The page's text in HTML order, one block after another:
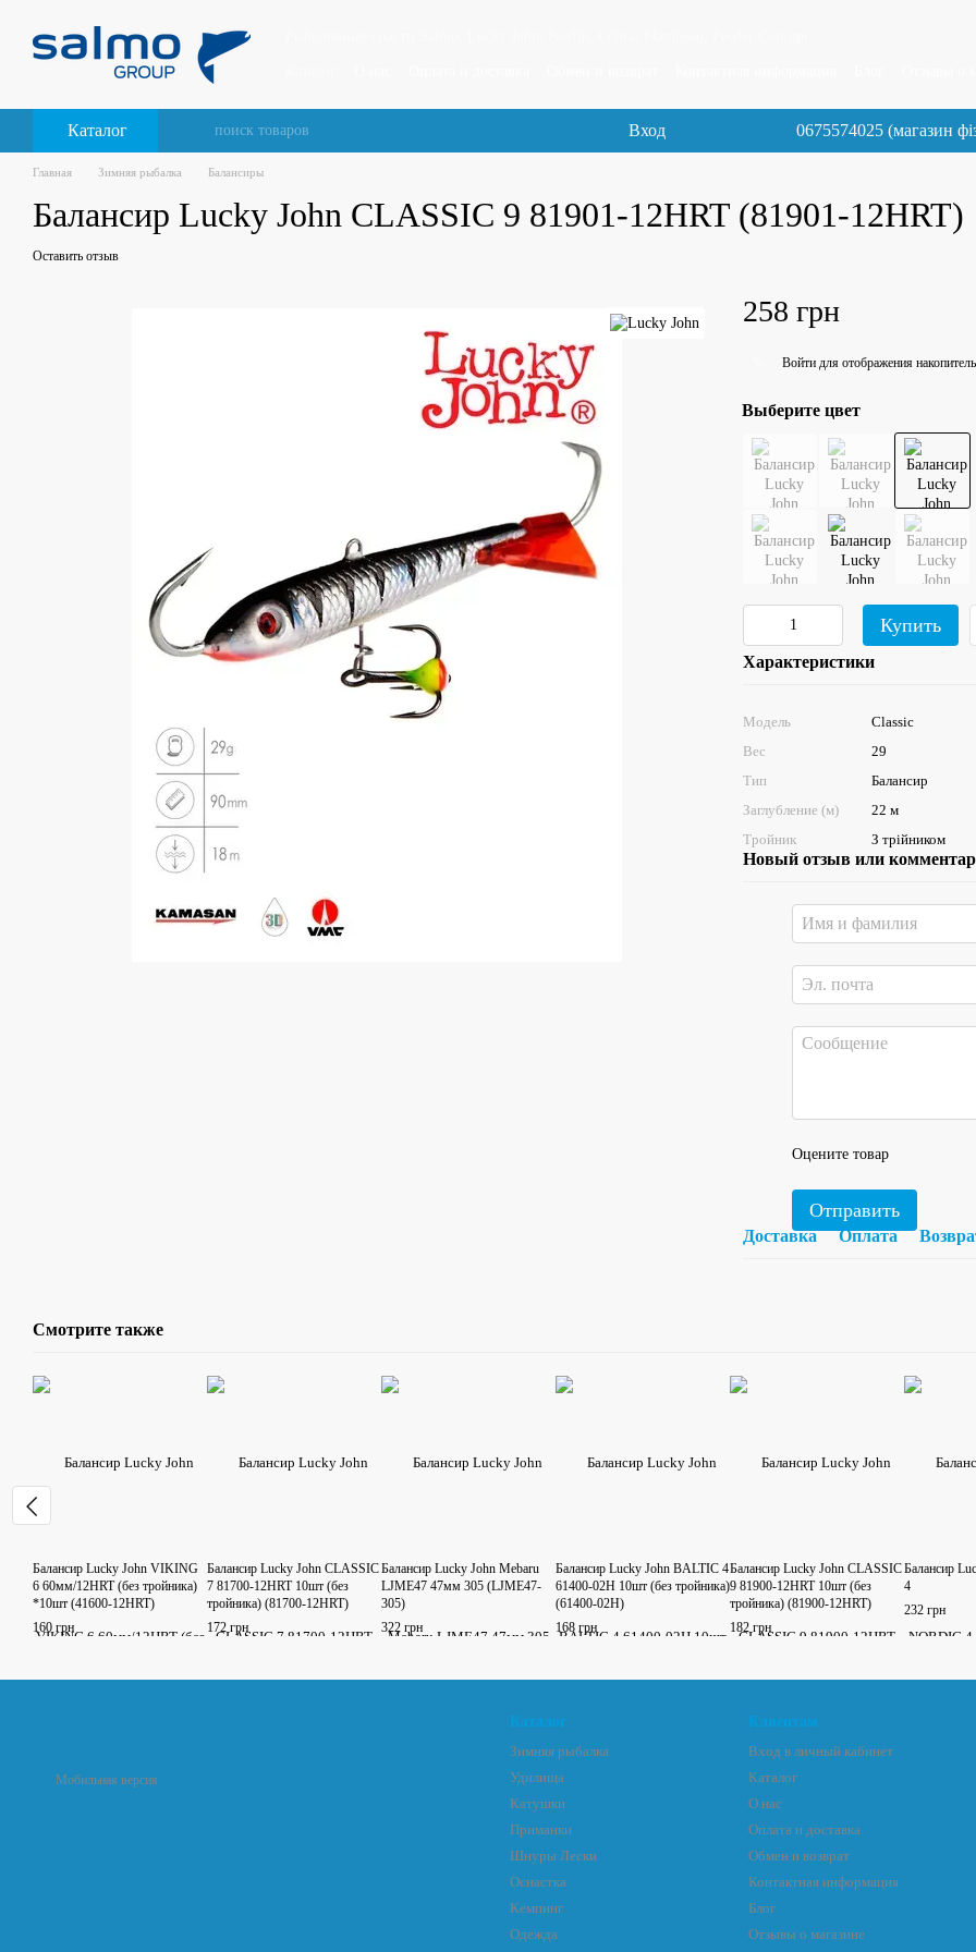
Каталог Вход 0675574025 (магазин
Главная Зимняя рыбалка Балансиры
Балансир Lucky John CLASSIC 9 81901-12HRT (81901-12HRT)
Оставить отзыв
258 грн
Войти для отображения
Выберите цвет
Купить
Характеристики
Модель
Classic
Вес
29
Тип
Балансир
Заглубление (м)
22 м
Тройник
З трійником
Новый отзыв или
Оцените товар
Отправить
Доставка Оплата
Смотрите также
Балансир Lucky John VIKING
6 60мм/12HRT (без тройника)
*10шт (41600-12HRT)
160 грн
Балансир Lucky John CLASSIC
7 81700-12HRT 10шт (без
тройника) (81700-12HRT)
172 грн
Балансир Lucky John Mebaru
LJME47 47мм 305 (LJME47-
305)
322 грн
Балансир Lucky John BALTIC 4
61400-02H 10шт (без тройника)
(61400-02H)
168 грн
Балансир Lucky John CLASSIC
9 81900-12HRT 10шт (без
тройника) (81900-12HRT)
182 грн
Балансир
4
232 грн
Мобильная версия
Каталог
Зимняя рыбалка
Удилища
Катушки
Приманки
Шнуры Лески
Оснастка
Кемпинг
Одежда
Клиентам
Вход в личный кабинет
Каталог
О нас
Оплата и доставка
Обмен и возврат
Контактная информация
Блог
Отзывы о магазине